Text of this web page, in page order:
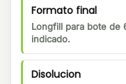
Formato final
Longfill para bote de
indicado.
Disolucion